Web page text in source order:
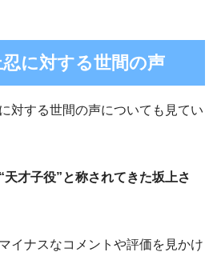
に対する世間の声
対する世間の声についても見てい
才子役”と称されてきた坂上さ
イナスなコメントや評価を見かけ